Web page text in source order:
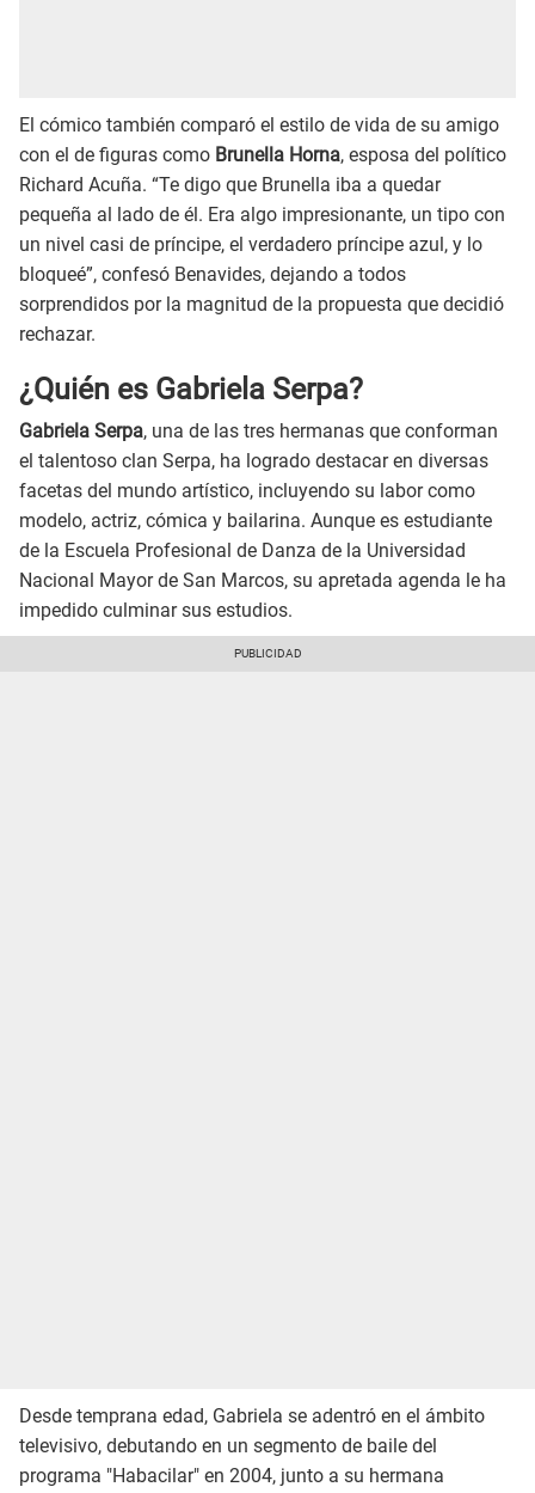
El cómico también comparó el estilo de vida de su amigo
con el de figuras como Brunella Horna, esposa del político
Richard Acuña. “Te digo que Brunella iba a quedar
pequeña al lado de él. Era algo impresionante, un tipo con
un nivel casi de príncipe, el verdadero príncipe azul, y lo
bloqueé”, confesó Benavides, dejando a todos
sorprendidos por la magnitud de la propuesta que decidió
rechazar.
¿Quién es Gabriela Serpa?
Gabriela Serpa, una de las tres hermanas que conforman
el talentoso clan Serpa, ha logrado destacar en diversas
facetas del mundo artístico, incluyendo su labor como
modelo, actriz, cómica y bailarina. Aunque es estudiante
de la Escuela Profesional de Danza de la Universidad
Nacional Mayor de San Marcos, su apretada agenda le ha
impedido culminar sus estudios.
Desde temprana edad, Gabriela se adentró en el ámbito
televisivo, debutando en un segmento de baile del
programa "Habacilar" en 2004, junto a su hermana